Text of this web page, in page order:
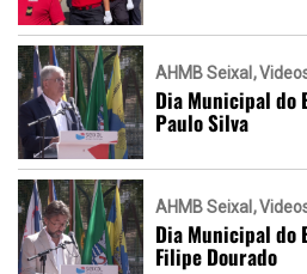
AHMB Seixal
Dia Municipal do
Paulo Silva
AHMB Seixal
Dia Municipal do
Filipe Dourado